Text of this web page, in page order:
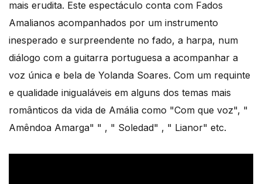
mais erudita. Este espectáculo conta com Fados
Amalianos acompanhados por um instrumento
inesperado e surpreendente no fado, a harpa, num
diálogo com a guitarra portuguesa a acompanhar a
voz única e bela de Yolanda Soares. Com um requinte
e qualidade inigualáveis em alguns dos temas mais
românticos da vida de Amália como "Com que voz", "
Amêndoa Amarga" " , " Soledad" , " Lianor" etc.